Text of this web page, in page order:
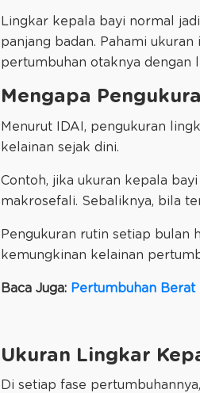
Lingkar kepala bayi normal
panjang badan. Pahami
pertumbuhan otaknya dengan
Mengapa
Menurut IDAI, pengukuran
kelainan sejak dini.
Contoh, jika ukuran kepala
makrosefali. Sebaliknya, bila
Pengukuran rutin setiap bulan
kemungkinan kelainan
Baca Juga: Pertumbuhan Berat
Ukuran Lingkar
Di setiap fase